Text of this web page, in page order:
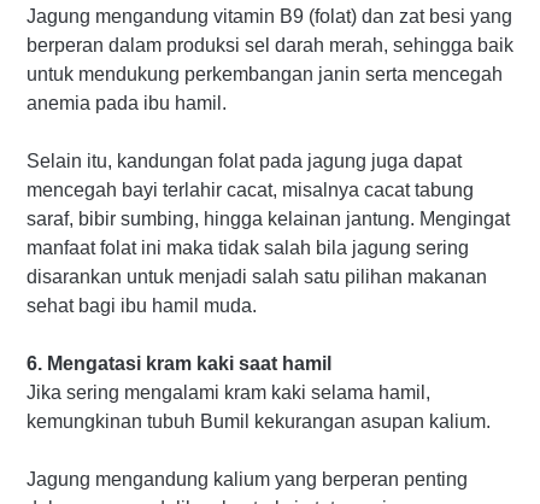
Jagung mengandung vitamin B9 (folat) dan zat besi yang
berperan dalam produksi sel darah merah, sehingga baik
untuk mendukung perkembangan janin serta mencegah
anemia pada ibu hamil.
Selain itu, kandungan folat pada jagung juga dapat
mencegah bayi terlahir cacat, misalnya cacat tabung
saraf, bibir sumbing, hingga kelainan jantung. Mengingat
manfaat folat ini maka tidak salah bila jagung sering
disarankan untuk menjadi salah satu pilihan makanan
sehat bagi ibu hamil muda.
6. Mengatasi kram kaki saat hamil
Jika sering mengalami kram kaki selama hamil,
kemungkinan tubuh Bumil kekurangan asupan kalium.
Jagung mengandung kalium yang berperan penting